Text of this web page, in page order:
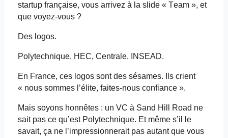
startup française, vous arrivez à la slide « Team », et
que voyez-vous ?
Des logos.
Polytechnique, HEC, Centrale, INSEAD.
En France, ces logos sont des sésames. Ils crient
« nous sommes l’élite, faites-nous confiance ».
Mais soyons honnêtes : un VC à Sand Hill Road ne
sait pas ce qu’est Polytechnique. Et même s’il le
savait, ça ne l’impressionnerait pas autant que vous